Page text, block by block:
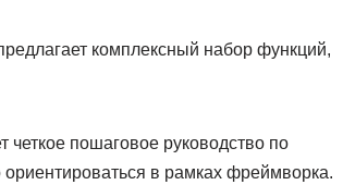
комплексный набор функций,
пошаговое руководство по
в рамках фреймворка.